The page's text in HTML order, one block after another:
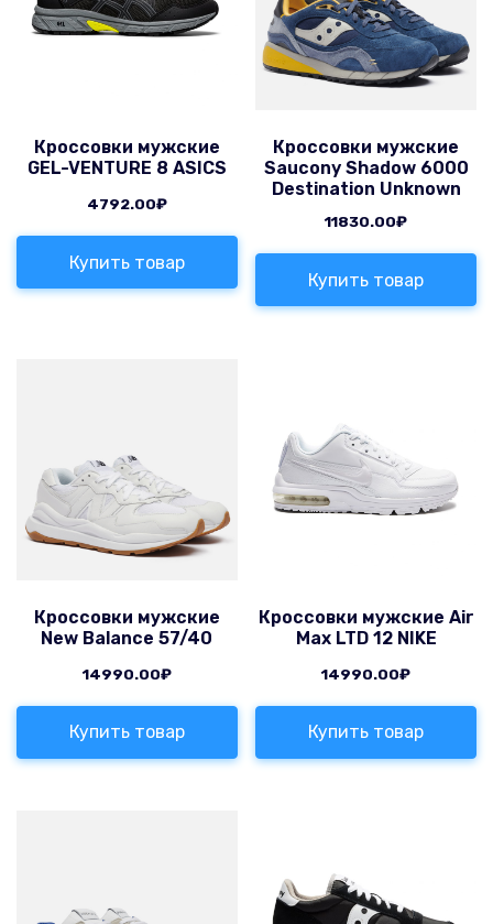
Кроссовки мужские
GEL-VENTURE 8 ASICS
4792.00₽
Купить товар
Кроссовки мужские
Saucony Shadow 6000
Destination Unknown
11830.00₽
Купить товар
Кроссовки мужские
New Balance 57/40
14990.00₽
Купить товар
Кроссовки мужские Air
Max LTD 12 NIKE
14990.00₽
Купить товар